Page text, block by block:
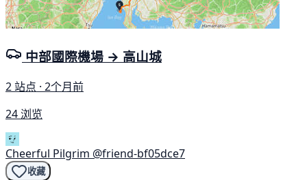
中部國際機場 → 高山城
2 站点 · 2个月前
24 浏览
Cheerful Pilgrim @friend-bf05dce7
收藏